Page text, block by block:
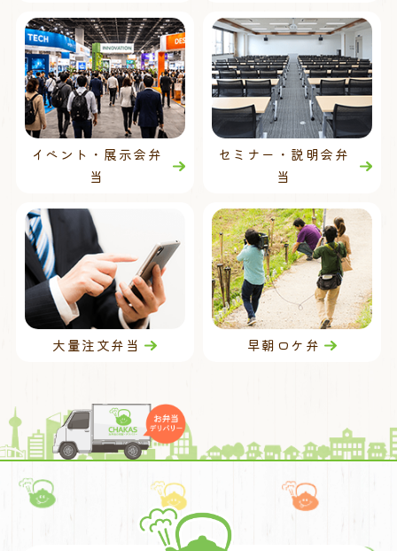
イベント・展示会弁
当
セミナー・説明会弁
当
大量注文弁当 早朝ロケ弁